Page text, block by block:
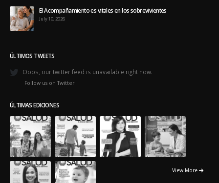
El Acompañamiento es vitales en los sobrevivientes
July 10, 2026
ÚLTIMOS TWEETS
Oops, our twitter feed is unavailable right now.
Follow us on Twitter
ÚLTIMAS EDICIONES
View More